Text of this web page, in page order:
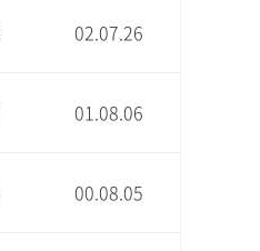
02.07.26
01.08.06
00.08.05